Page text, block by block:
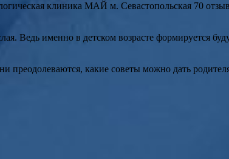
клиника МАЙ м. Севастопольская 70
Ведь именно в детском возрасте формируется
преодолеваются, какие советы можно дать